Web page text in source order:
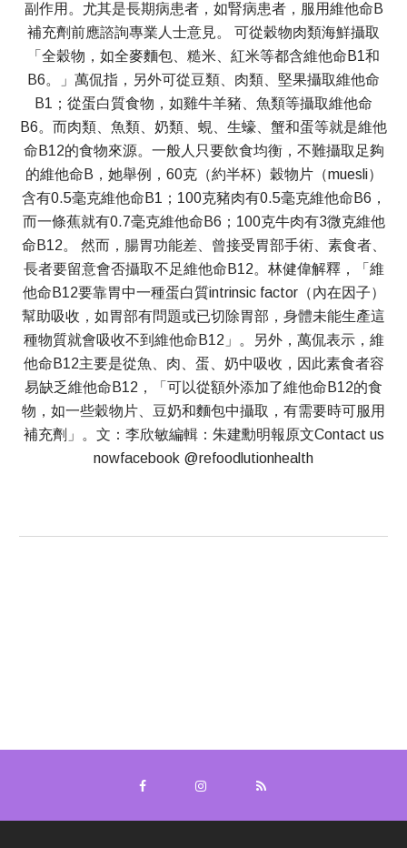
副作用。尤其是長期病患者，如腎病患者，服用維他命B
補充劑前應諮詢專業人士意見。 可從穀物肉類海鮮攝取
「全穀物，如全麥麵包、糙米、紅米等都含維他命B1和
B6。」萬侃指，另外可從豆類、肉類、堅果攝取維他命
B1；從蛋白質食物，如雞牛羊豬、魚類等攝取維他命
B6。而肉類、魚類、奶類、蜆、生蠔、蟹和蛋等就是維他
命B12的食物來源。一般人只要飲食均衡，不難攝取足夠
的維他命B，她舉例，60克（約半杯）穀物片（muesli）
含有0.5毫克維他命B1；100克豬肉有0.5毫克維他命B6，
而一條蕉就有0.7毫克維他命B6；100克牛肉有3微克維他
命B12。 然而，腸胃功能差、曾接受胃部手術、素食者、
長者要留意會否攝取不足維他命B12。林健偉解釋，「維
他命B12要靠胃中一種蛋白質intrinsic factor（內在因子）
幫助吸收，如胃部有問題或已切除胃部，身體未能生產這
種物質就會吸收不到維他命B12」。另外，萬侃表示，維
他命B12主要是從魚、肉、蛋、奶中吸收，因此素食者容
易缺乏維他命B12，「可以從額外添加了維他命B12的食
物，如一些穀物片、豆奶和麵包中攝取，有需要時可服用
補充劑」。文：李欣敏編輯：朱建勳明報原文Contact us
nowfacebook @refoodlutionhealth